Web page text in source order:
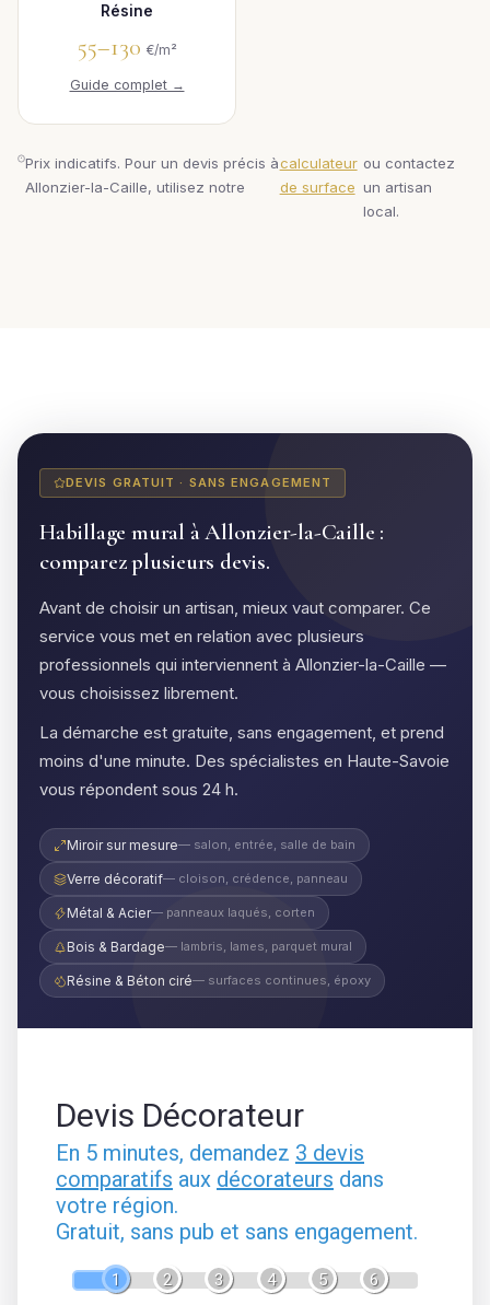
Résine
55–130 €/m²
Guide complet →
Prix indicatifs. Pour un devis précis à
Allonzier-la-Caille, utilisez notre
calculateur
de surface
ou contactez
un artisan
local.
DEVIS GRATUIT · SANS ENGAGEMENT
Habillage mural à Allonzier-la-Caille :
comparez plusieurs devis.
Avant de choisir un artisan, mieux vaut comparer. Ce
service vous met en relation avec plusieurs
professionnels qui interviennent à Allonzier-la-Caille —
vous choisissez librement.
La démarche est gratuite, sans engagement, et prend
moins d'une minute. Des spécialistes en Haute-Savoie
vous répondent sous 24 h.
Miroir sur mesure— salon, entrée, salle de bain
Verre décoratif— cloison, crédence, panneau
Métal & Acier— panneaux laqués, corten
Bois & Bardage— lambris, lames, parquet mural
Résine & Béton ciré— surfaces continues, époxy
Devis Décorateur
En 5 minutes, demandez 3 devis
comparatifs aux décorateurs dans
votre région.
Gratuit, sans pub et sans engagement.
1 2 3 4 5 6